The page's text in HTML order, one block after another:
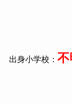
出身小学校： 不